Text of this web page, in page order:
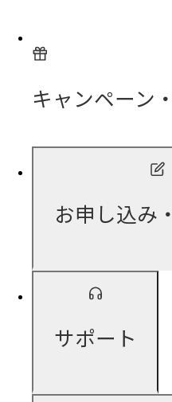
キャンペーン
お申し込み
サポート